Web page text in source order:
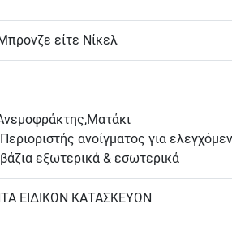
είτε Νίκελ
ανοίγματος για
εξωτερικά & εσωτερικά
ΕΙΔΙΚΩΝ ΚΑΤΑΣΚΕΥΩΝ